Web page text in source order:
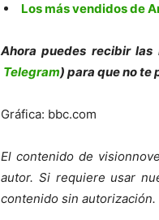
Los más vendidos de
Ahora puedes recibir
Telegram) para que no te
Gráfica: bbc.com
El contenido de
autor. Si requiere usar
contenido sin autorización.